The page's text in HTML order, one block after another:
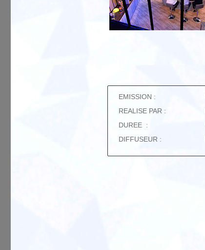
EMISSION :
REALISE PAR :
DUREE :
DIFFUSEUR :